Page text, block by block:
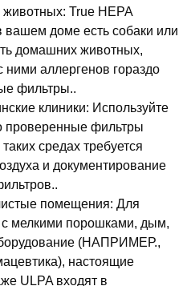
: True HEPA
вашем доме есть собаки или
домашних животных,
аллергенов гораздо
фильтры..
клиники: Используйте
проверенные фильтры
средах требуется
и документирование
помещения: Для
мелкими порошками, дым,
(НАПРИМЕР.,
настоящие
ULPA входят в